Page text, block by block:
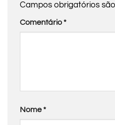
Campos obrigatórios
Comentário*
Nome*